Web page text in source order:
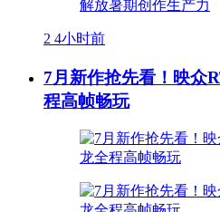
2 4小时前
7月新作抢先看！映众
程高帧畅玩